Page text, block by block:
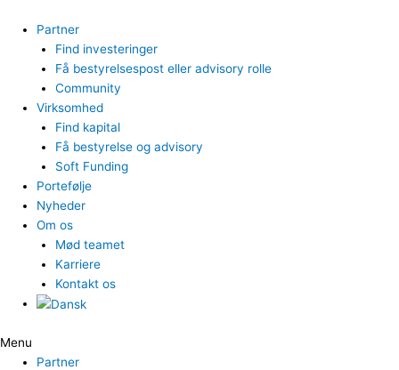
indholdet
Partner
Find investeringer
Få bestyrelsespost eller advisory rolle
Community
Virksomhed
Find kapital
Få bestyrelse og advisory
Soft Funding
Portefølje
Nyheder
Om os
Mød teamet
Karriere
Kontakt os
Menu
Partner